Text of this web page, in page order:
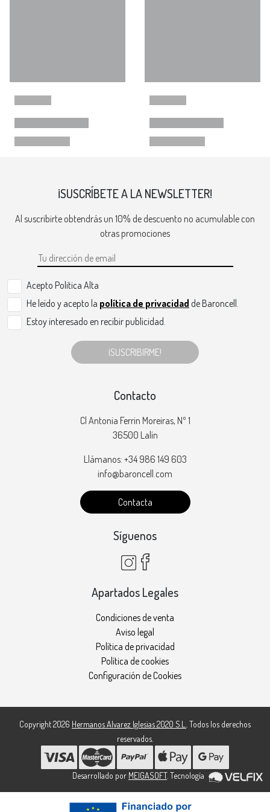
¡SUSCRÍBETE A LA NEWSLETTER!
Al suscribirte obtendrás un 10% de descuento no acumulable con
otras promociones
Acepto Politica Alta
He leído y acepto la política de privacidad de Baroncell.
Estoy interesado en recibir publicidad.
¡SUSCRIBIRME!
Contacto
Cl Antonia Ferrin Moreiras, Nº 1
36500 Lalín
Llámanos: +34 986 149 603
info@baroncell.com
Contacta
Síguenos
Apartados Legales
Condiciones de venta
Aviso legal
Política de privacidad
Política de cookies
Configuración de Cookies
Copyright 2026 Hermanos Alvarez Iglesias 2020 S.L.. Todos los derechos
reservados.
Desarrollado por MEIGASOFT. Tecnología